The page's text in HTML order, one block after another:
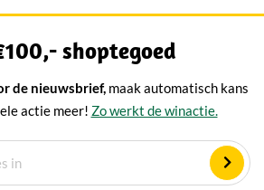
shoptegoed
de nieuwsbrief, maak automatisch kans
actie meer! Zo werkt de winactie.